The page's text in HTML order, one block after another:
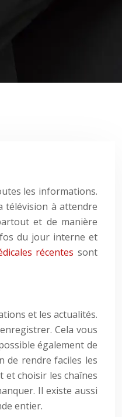
les informations.
télévision à attendre
et de manière
du jour interne et
récentes sont
et les actualités.
Cela vous
également de
de rendre faciles les
choisir les chaînes
Il existe aussi
entier.